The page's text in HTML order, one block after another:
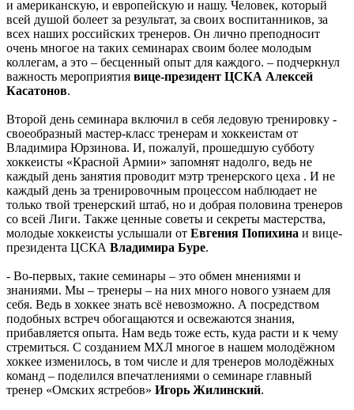
и американскую, и европейскую и нашу. Человек, который
всей душой болеет за результат, за своих воспитанников, за
всех наших российских тренеров. Он лично преподносит
очень многое на таких семинарах своим более молодым
коллегам, а это – бесценный опыт для каждого. – подчеркнул
важность мероприятия вице-президент ЦСКА Алексей
Касатонов.
Второй день семинара включил в себя ледовую тренировку -
своеобразный мастер-класс тренерам и хоккеистам от
Владимира Юрзинова. И, пожалуй, прошедшую субботу
хоккеисты «Красной Армии» запомнят надолго, ведь не
каждый день занятия проводит мэтр тренерского цеха . И не
каждый день за тренировочным процессом наблюдает не
только твой тренерский штаб, но и добрая половина тренеров
со всей Лиги. Также ценные советы и секреты мастерства,
молодые хоккеисты услышали от Евгения Попихина и вице-
президента ЦСКА Владимира Буре.
- Во-первых, такие семинары – это обмен мнениями и
знаниями. Мы – тренеры – на них много нового узнаем для
себя. Ведь в хоккее знать всё невозможно. А посредством
подобных встреч обогащаются и освежаются знания,
прибавляется опыта. Нам ведь тоже есть, куда расти и к чему
стремиться. С созданием МХЛ многое в нашем молодёжном
хоккее изменилось, в том числе и для тренеров молодёжных
команд – поделился впечатлениями о семинаре главный
тренер «Омских ястребов» Игорь Жилинский.